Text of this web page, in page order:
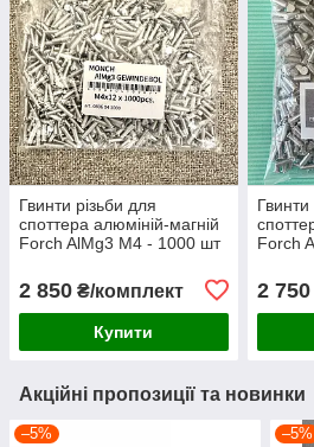
Гвинти різьби для
споттера алюміній-магній
Forch AlMg3 М4 - 1000 шт
2 850 ₴/комплект
Купити
Гвинти
Forch
2 750
Акційні пропозиції та новинки
–5% –5%